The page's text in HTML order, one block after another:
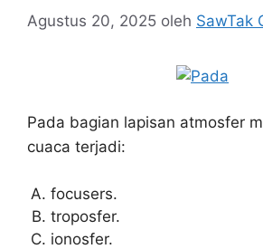
Agustus 20, 2025 oleh SawTak
Pada bagian lapisan atmosfer
cuaca terjadi:
focusers.
troposfer.
ionosfer.